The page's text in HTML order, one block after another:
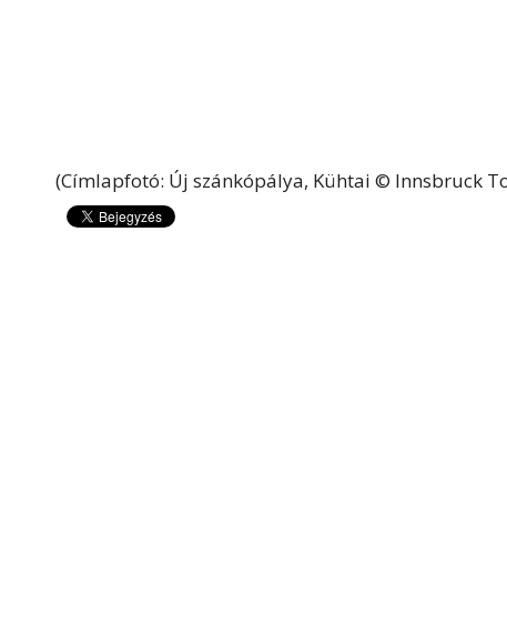
(Címlapfotó: Új szánkópálya, Kühtai © Innsbruck